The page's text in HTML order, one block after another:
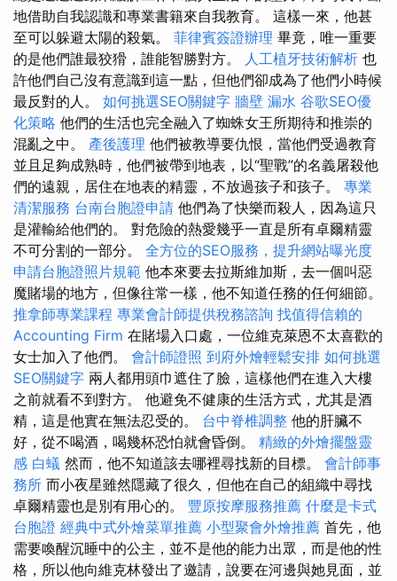
地借助自我認識和專業書籍來自我教育。 這樣一來，他甚
至可以躲避太陽的殺氣。 菲律賓簽證辦理 畢竟，唯一重要
的是他們誰最狡猾，誰能智勝對方。 人工植牙技術解析 也
許他們自己沒有意識到這一點，但他們卻成為了他們小時候
最反對的人。 如何挑選SEO關鍵字 牆壁 漏水 谷歌SEO優
化策略 他們的生活也完全融入了蜘蛛女王所期待和推崇的
混亂之中。 產後護理 他們被教導要仇恨，當他們受過教育
並且足夠成熟時，他們被帶到地表，以“聖戰”的名義屠殺他
們的遠親，居住在地表的精靈，不放過孩子和孩子。 專業
清潔服務 台南台胞證申請 他們為了快樂而殺人，因為這只
是灌輸給他們的。 對危險的熱愛幾乎一直是所有卓爾精靈
不可分割的一部分。 全方位的SEO服務，提升網站曝光度
申請台胞證照片規範 他本來要去拉斯維加斯，去一個叫惡
魔賭場的地方，但像往常一樣，他不知道任務的任何細節。
推拿師專業課程 專業會計師提供稅務諮詢 找值得信賴的
Accounting Firm 在賭場入口處，一位維克萊恩不太喜歡的
女士加入了他們。 會計師證照 到府外燴輕鬆安排 如何挑選
SEO關鍵字 兩人都用頭巾遮住了臉，這樣他們在進入大樓
之前就看不到對方。 他避免不健康的生活方式，尤其是酒
精，這是他實在無法忍受的。 台中脊椎調整 他的肝臟不
好，從不喝酒，喝幾杯恐怕就會昏倒。 精緻的外燴擺盤靈
感 白蟻 然而，他不知道該去哪裡尋找新的目標。 會計師事
務所 而小夜星雖然隱藏了很久，但他在自己的組織中尋找
卓爾精靈也是別有用心的。 豐原按摩服務推薦 什麼是卡式
台胞證 經典中式外燴菜單推薦 小型聚會外燴推薦 首先，他
需要喚醒沉睡中的公主，並不是他的能力出眾，而是他的性
格，所以他向維克林發出了邀請，說要在河邊與她見面，並